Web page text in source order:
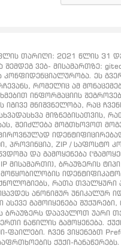
თარიღი: 2021 წლის 31
ვებ- მისამართზე:
ეს
რომელიც ამ
ინფორმაციის
მნიშვნელობა, რაც
მიზნებისათვის,
შეიძლება მოგთხოვოთ
ZIP / საფოსტო
და გამოყენება
მისამართი), ბრაუზერის
რათა
ანონიმურ უნიკალურ
გამოიყენება
ბრაუზერს დაავალოთ უარი
ნაწილის გამოყენება.
ფაილები. ჩვენ ვიყენებთ
ქუქი-